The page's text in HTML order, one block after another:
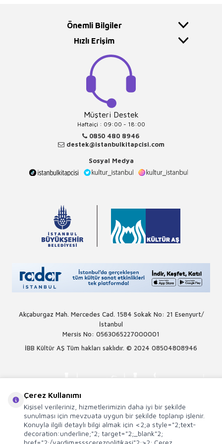
Önemli Bilgiler
Hızlı Erişim
Müşteri Destek
Haftaiçi : 09:00 - 18:00
0850 480 8946
destek@istanbulkitapcisi.com
Sosyal Medya
Akçaburgaz Mah. Mercedes Cad. 1584 Sokak No: 21 Esenyurt/
İstanbul
Mersis No: 0563065227000001
İBB Kültür AŞ Tüm hakları saklıdır. © 2024 08504808946
Çerez Kullanımı
Kişisel verileriniz, hizmetlerimizin daha iyi bir şekilde
sunulması için mevzuata uygun bir şekilde toplanıp işlenir.
Konuyla ilgili detaylı bilgi almak için <2;a style="2;text-
decoration:underline;"2; target="2;_blank"2;
href="2;/yardim#ssscerezpolitikasi"2;>2; Çerez